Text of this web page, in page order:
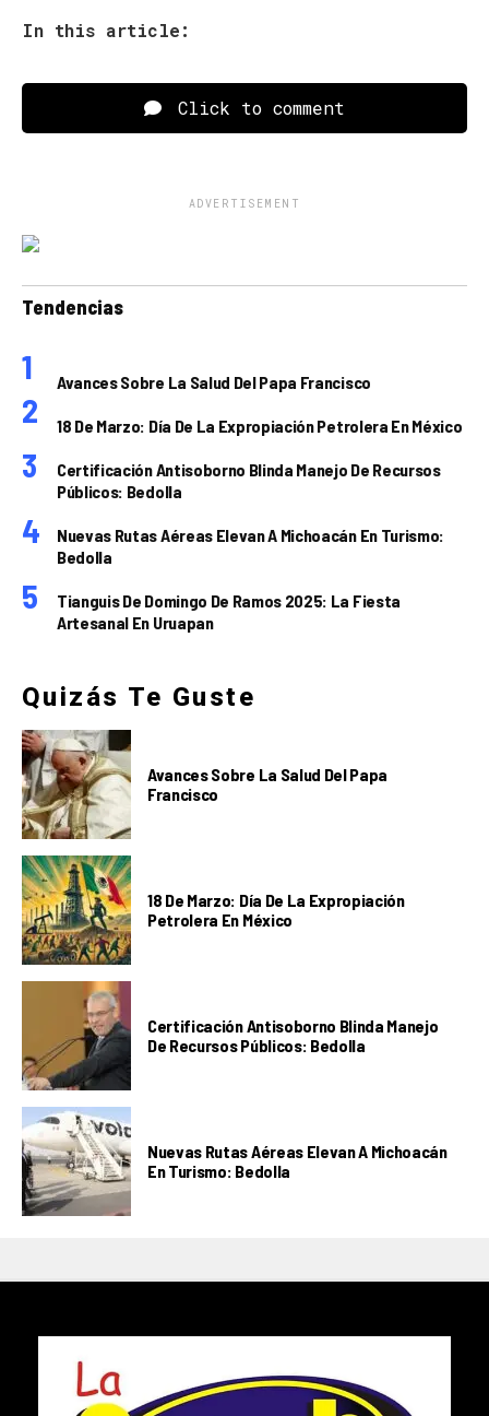
In this article:
Click to comment
ADVERTISEMENT
Tendencias
Avances Sobre La Salud Del Papa Francisco
18 De Marzo: Día De La Expropiación Petrolera En México
Certificación Antisoborno Blinda Manejo De Recursos
Públicos: Bedolla
Nuevas Rutas Aéreas Elevan A Michoacán En Turismo:
Bedolla
Tianguis De Domingo De Ramos 2025: La Fiesta
Artesanal En Uruapan
Quizás Te Guste
Avances Sobre La Salud Del Papa
Francisco
18 De Marzo: Día De La Expropiación
Petrolera En México
Certificación Antisoborno Blinda Manejo
De Recursos Públicos: Bedolla
Nuevas Rutas Aéreas Elevan A Michoacán
En Turismo: Bedolla